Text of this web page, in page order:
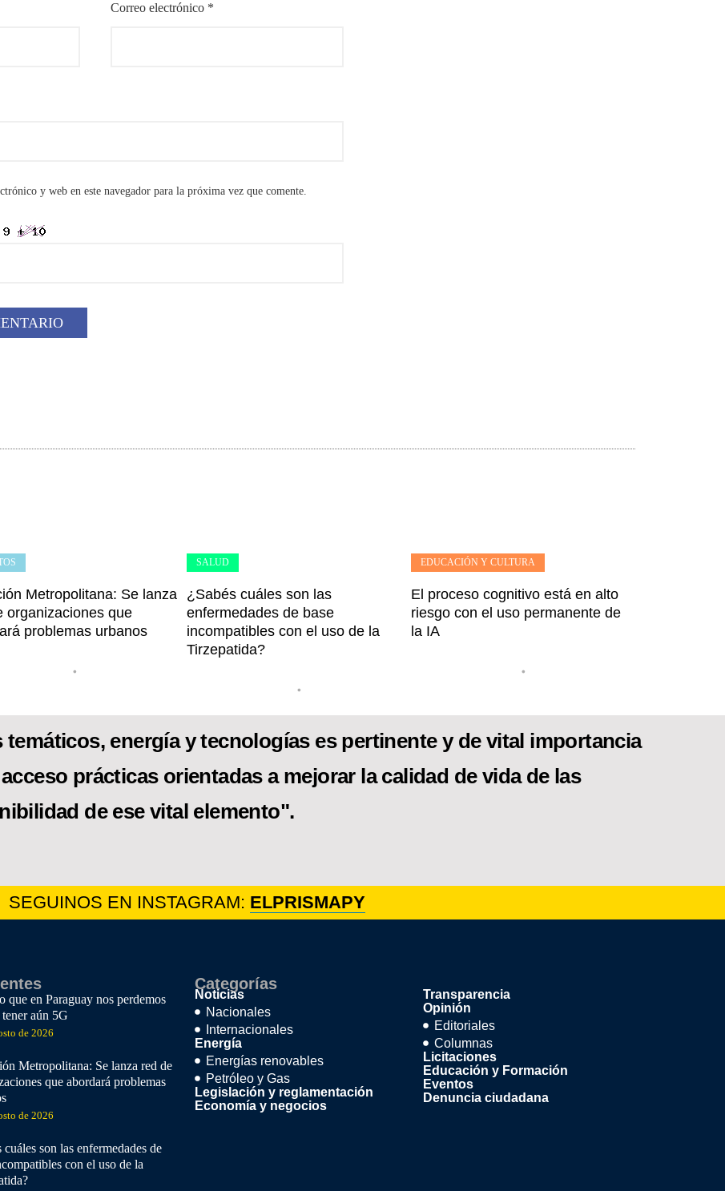
Correo electrónico *
y web en este navegador para la próxima vez que comente.
Metropolitana: Se lanza
organizaciones que
problemas urbanos
•
¿Sabés cuáles son las
enfermedades de base
incompatibles con el uso de la
Tirzepatida?
•
SALUD
El proceso cognitivo está en alto
riesgo con el uso permanente de
la IA
•
EDUCACIÓN Y CULTURA
energía y tecnologías es pertinente y de vital importancia
prácticas orientadas a mejorar la calidad de vida de las
de ese vital elemento".
SEGUINOS EN INSTAGRAM: ELPRISMAPY
que en Paraguay nos perdemos
aún 5G
de 2026
Metropolitana: Se lanza red de
que abordará problemas
de 2026
cuáles son las enfermedades de
con el uso de la
Categorías
Noticias
Nacionales
Internacionales
Energía
Energías renovables
Petróleo y Gas
Legislación y reglamentación
Economía y negocios
Transparencia
Opinión
Editoriales
Columnas
Licitaciones
Educación y Formación
Eventos
Denuncia ciudadana